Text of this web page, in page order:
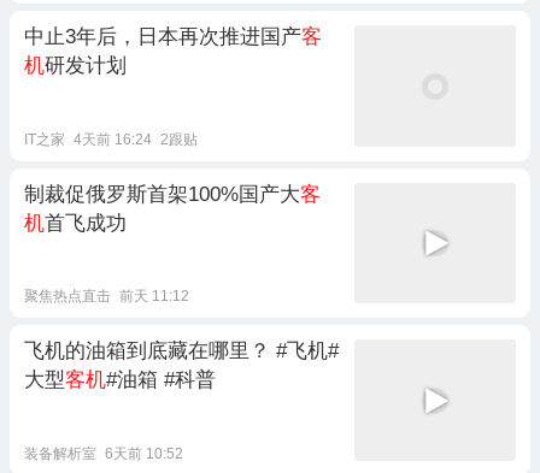
中止3年后，日本再次推进国产客
机研发计划
IT之家 4天前 16:24 2跟贴
制裁促俄罗斯首架100%国产大客
机首飞成功
聚焦热点直击 前天 11:12
飞机的油箱到底藏在哪里？ #飞机#
大型客机#油箱 #科普
装备解析室 6天前 10:52